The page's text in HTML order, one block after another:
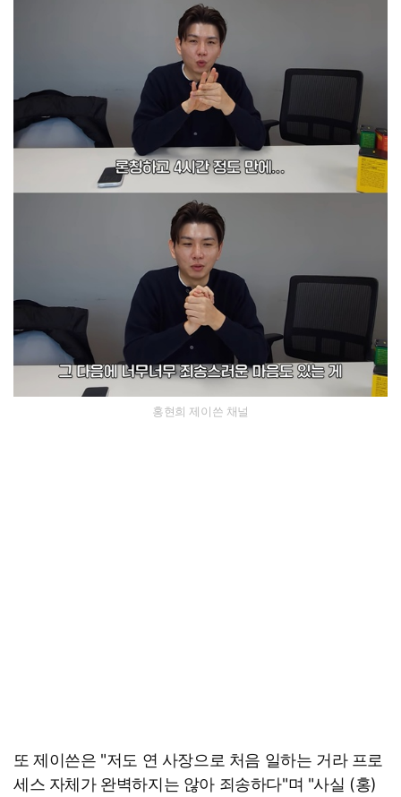
홍현희 제이쓴 채널
또 제이쓴은 "저도 연 사장으로 처음 일하는 거라 프로
세스 자체가 완벽하지는 않아 죄송하다"며 "사실 (홍)